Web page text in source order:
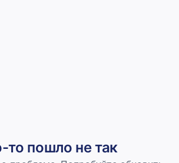
то пошло не так